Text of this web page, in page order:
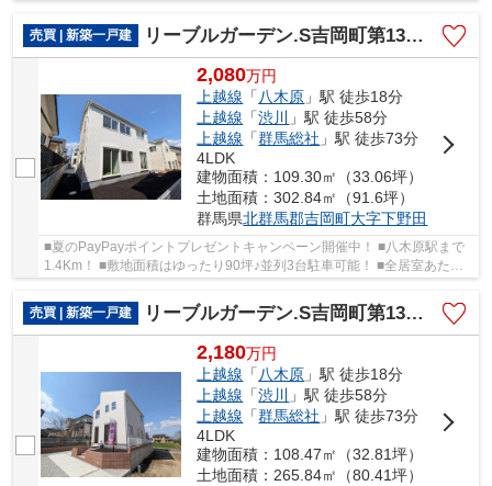
売買 | 新築一戸建
リーブルガーデン.S吉岡町第13下野田ー②
2,080万円
上越線 「八木原 」駅 徒歩18分
上越線 「渋川
」駅 徒歩58分
上越線 「群馬総社 」駅 徒歩73分
4LDK
建物面積：109.30㎡（33.06坪）
土地面積：302.84㎡（91.6坪）
群馬県北群馬郡吉岡町大字下野田
■夏のPayPayポイントプレゼントキャンペーン開催中！ ■八木原駅まで
1.4Km！ ■敷地面積はゆったり90坪♪並列3台駐車可能！ ■全居室あたた
売買 | 新築一戸建
リーブルガーデン.S吉岡町第13下野田ー①
2,180万円
上越線 「 八木原 」駅 徒歩18分
上越線 「渋川
」駅 徒歩58分
上越線 「群馬総社 」駅 徒歩73分
4LDK
建物面積：108.47㎡（32.81坪）
土地面積：265.84㎡（80.41坪）